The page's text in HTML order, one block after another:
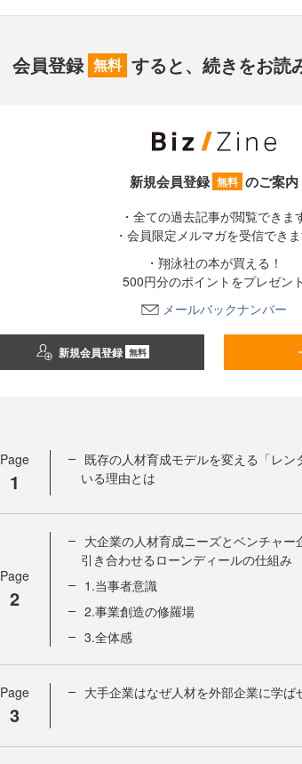
会員登録 無料 すると、続きをお読
新規会員登録 無料 のご案内
・全ての過去記事が閲覧できま
・会員限定メルマガを受信でき
・翔泳社の本が買える！
500円分のポイントをプレゼント
メールバックナンバー
新規会員登録 無料
Page
1
既存の人材育成モデルを変える「レン
いる理由とは
Page
2
大企業の人材育成ニーズとベンチャー
引き合わせるローンディールの仕組み
1.当事者意識
2.事業創造の修羅場
3.全体感
Page
3
大手企業はなぜ人材を外部企業に学ば